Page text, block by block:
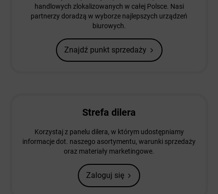
handlowych zlokalizowanych w całej Polsce. Nasi
partnerzy doradzą w wyborze najlepszych urządzeń
biurowych.
Znajdź punkt sprzedaży
Strefa dilera
Korzystaj z panelu dilera, w którym udostępniamy
informacje dot. naszego asortymentu, warunki sprzedaży
oraz materiały marketingowe.
Zaloguj się